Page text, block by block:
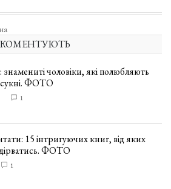
КОМЕНТУЮТЬ
знамениті чоловіки, які полюбляють
сукні. ФОТО
1
15 інтригуючих книг, від яких
ФОТО
1